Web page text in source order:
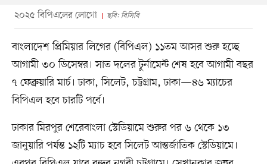
২০২৫ বিপিএলের লোগো ছবি: বিসিবি
বাংলাদেশ প্রিমিয়ার লিগের (বিপিএল) ১১তম আসর শুরু হচ্ছে
আগামী ৩০ ডিসেম্বর। সাত দলের টুর্নামেন্ট শেষ হবে আগামী বছর
৭ ফেব্রুয়ারি মার্চ। ঢাকা, সিলেট, চট্টগ্রাম, ঢাকা—৪৬ ম্যাচের
বিপিএল হবে চারটি পর্বে।
ঢাকার মিরপুর শেরেবাংলা স্টেডিয়ামে শুরুর পর ৬ থেকে ১৩
জানুয়ারি পর্যন্ত ১২টি ম্যাচ হবে সিলেট আন্তর্জাতিক স্টেডিয়ামে।